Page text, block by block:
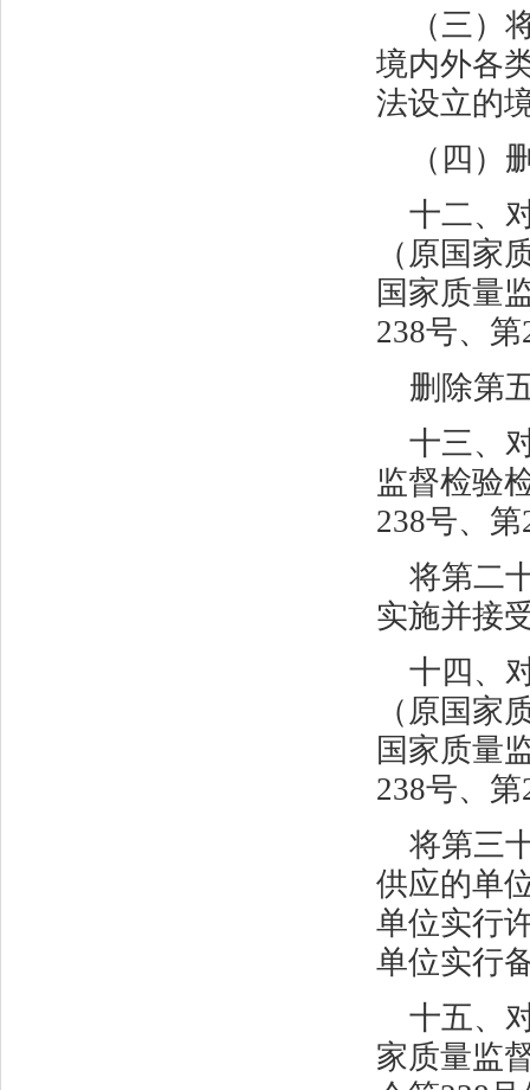
（三）
境内外各
法设立的
（四）
十二、
（原国家
国家质量
238号、第
删除第
十三、
监督检验
238号、第
将第二
实施并接
十四、
（原国家
国家质量
238号、第
将第三
供应的单
单位实行
单位实行
十五、
家质量监